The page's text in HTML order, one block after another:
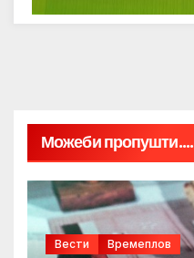
Можеби пропушти....
Вести Времеплов